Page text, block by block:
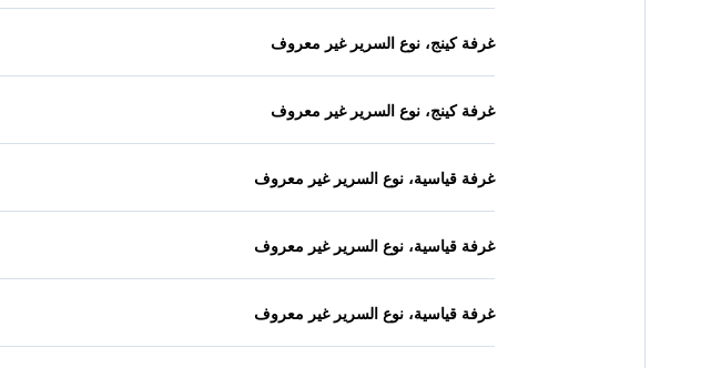
غرفة كينج، نوع السرير غير معروف
غرفة كينج، نوع السرير غير معروف
غرفة قياسية، نوع السرير غير معروف
غرفة قياسية، نوع السرير غير معروف
غرفة قياسية، نوع السرير غير معروف